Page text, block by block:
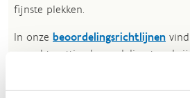
fijnste plekken.
In onze beoordelingsrichtlijnen
oprecht nuttige beoordeling te
onze richtlijnen niet, dan kunnen